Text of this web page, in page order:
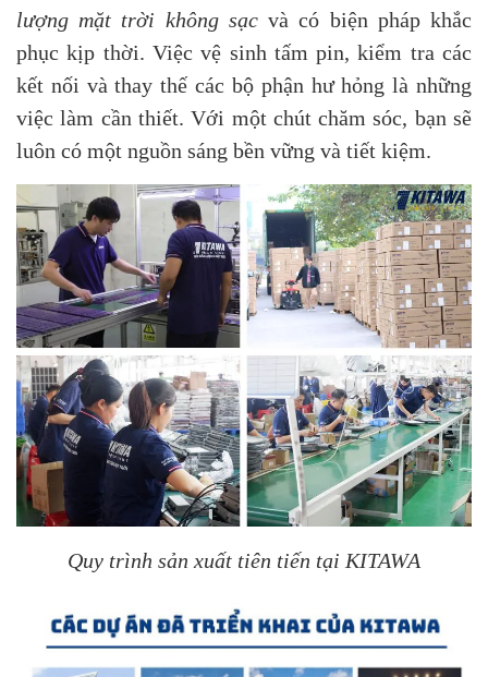
lượng mặt trời không sạcvà có biện pháp khắc
phục kịp thời. Việc vệ sinh tấm pin, kiểm tra các
kết nối và thay thế các bộ phận hư hỏng là những
việc làm cần thiết. Với một chút chăm sóc, bạn sẽ
luôn có một nguồn sáng bền vững và tiết kiệm.
Quy trình sản xuất tiên tiến tại KITAWA